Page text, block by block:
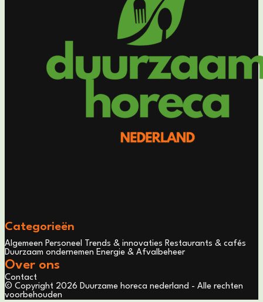
Categorieën
Algemeen Personeel Trends & innovaties Restaurants & cafés
Duurzaam ondernemen Energie & Afvalbeheer
Over ons
Contact
© Copyright 2026 Duurzame horeca nederland - Alle rechten
voorbehouden